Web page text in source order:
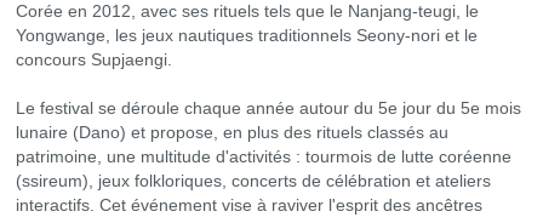
Corée en 2012, avec ses rituels tels que le Nanjang-teugi, le
Yongwange, les jeux nautiques traditionnels Seony-nori et le
concours Supjaengi.
Le festival se déroule chaque année autour du 5e jour du 5e mois
lunaire (Dano) et propose, en plus des rituels classés au
patrimoine, une multitude d'activités : tourmois de lutte coréenne
(ssireum), jeux folkloriques, concerts de célébration et ateliers
interactifs. Cet événement vise à raviver l'esprit des ancêtres